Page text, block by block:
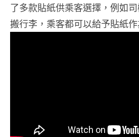
了多款貼紙供乘客選擇，例如
搬行李，乘客都可以給予貼紙作